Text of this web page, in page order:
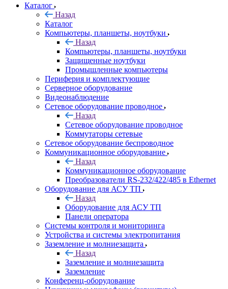
Каталог
Назад
Каталог
Компьютеры, планшеты, ноутбуки
Назад
Компьютеры, планшеты, ноутбуки
Защищенные ноутбуки
Промышленные компьютеры
Периферия и комплектующие
Серверное оборудование
Видеонаблюдение
Сетевое оборудование проводное
Назад
Сетевое оборудование проводное
Коммутаторы сетевые
Сетевое оборудование беспроводное
Коммуникационное оборудование
Назад
Коммуникационное оборудование
Преобразователи RS-232/422/485 в Ethernet
Оборудование для АСУ ТП
Назад
Оборудование для АСУ ТП
Панели оператора
Системы контроля и мониторинга
Устройства и системы электропитания
Заземление и молниезащита
Назад
Заземление и молниезащита
Заземление
Конференц-оборудование